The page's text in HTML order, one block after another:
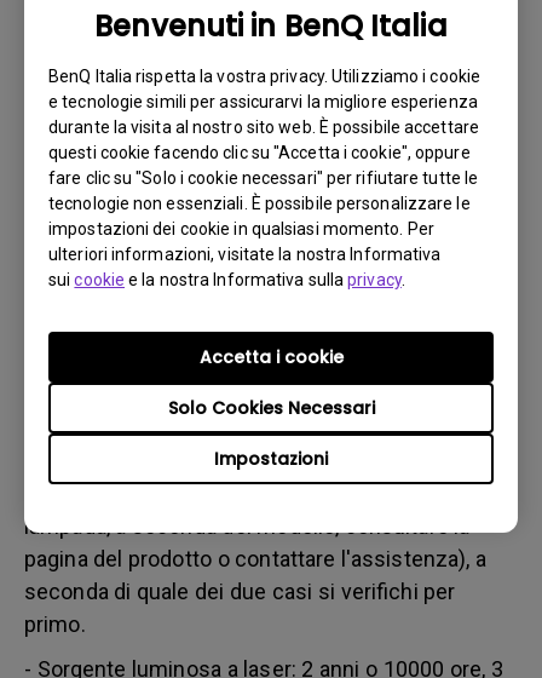
Benvenuti in BenQ Italia
BenQ Italia rispetta la vostra privacy. Utilizziamo i cookie
e tecnologie simili per assicurarvi la migliore esperienza
durante la visita al nostro sito web. È possibile accettare
questi cookie facendo clic su "Accetta i cookie", oppure
fare clic su "Solo i cookie necessari" per rifiutare tutte le
tecnologie non essenziali. È possibile personalizzare le
impostazioni dei cookie in qualsiasi momento. Per
ulteriori informazioni, visitate la nostra Informativa
suicookie e la nostra Informativa sullaprivacy.
Impostazioni
Solo Cookies Necessari
Accetta i cookie
a. del materiale di imballaggio (interno ed esterno)
b. del danno fisico
3. Tenere la fattura e la bolla di consegna a portata di
mano
4. Non utilizzare il prodotto, poiché potrebbero essere
valutate le ore di utilizzo.
La garanzia della lampada (qui indicata come
sorgente luminosa) si basa sul tipo di sorgente
luminosa ed è limitata a:
- Sorgente luminosa a lampada (UHP): 1 anno o
lampada, a seconda del modello, consultare la
pagina del prodotto o contattare l'assistenza), a
seconda di quale dei due casi si verifichi per
primo.
- Sorgente luminosa a laser: 2 anni o 10000 ore, 3